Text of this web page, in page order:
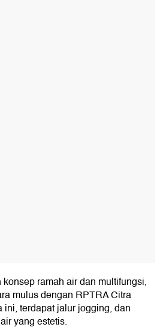
ramah air dan multifungsi,
mulus dengan RPTRA Citra
terdapat jalur jogging, dan
yang estetis.